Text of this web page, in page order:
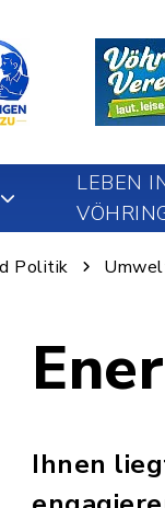
LEBEN
Politik
Ihnen